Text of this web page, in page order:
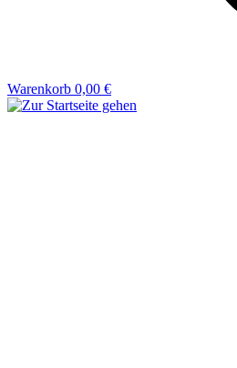
Warenkorb 0,00 €